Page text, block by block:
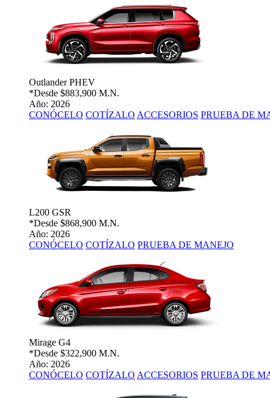
Outlander PHEV
*Desde $883,900 M.N.
Año: 2026
CONÓCELO COTÍZALO ACCESORIOS PRUEBA DE
L200 GSR
*Desde $868,900 M.N.
Año: 2026
CONÓCELO COTÍZALO PRUEBA DE MANEJO
Mirage G4
*Desde $322,900 M.N.
Año: 2026
CONÓCELO COTÍZALO ACCESORIOS PRUEBA DE